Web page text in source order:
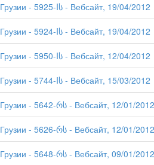
- 5925-Iს - Вебсайт, 19/04/2012
- 5924-Iს - Вебсайт, 19/04/2012
- 5950-Iს - Вебсайт, 12/04/2012
- 5744-Iს - Вебсайт, 15/03/2012
- 5642-რს - Вебсайт, 12/01/2012
- 5626-რს - Вебсайт, 12/01/2012
- 5648-რს - Вебсайт, 09/01/2012